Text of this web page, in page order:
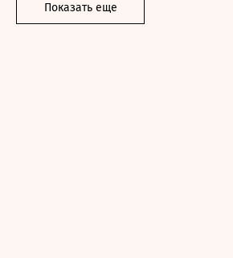
Показать еще